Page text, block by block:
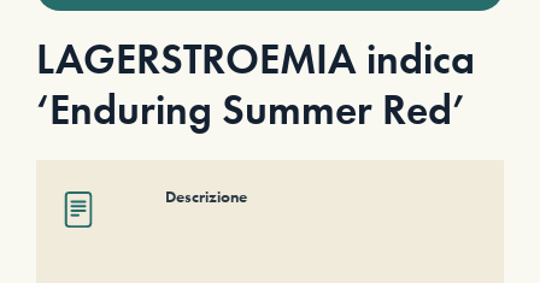
LAGERSTROEMIA indica
‘Enduring Summer Red’
Descrizione